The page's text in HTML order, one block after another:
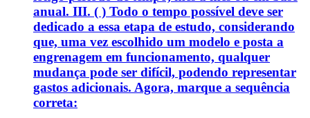
anual. III. ( ) Todo o tempo possível deve ser
dedicado a essa etapa de estudo, considerando
que, uma vez escolhido um modelo e posta a
engrenagem em funcionamento, qualquer
mudança pode ser difícil, podendo representar
gastos adicionais. Agora, marque a sequência
correta: